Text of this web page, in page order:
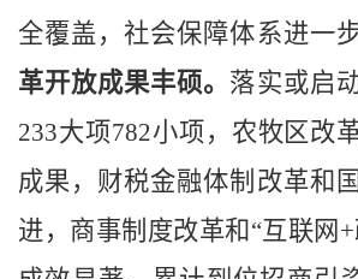
全覆盖，社会保障体系进一步
革开放成果丰硕。 落实或启
233大项782小项，农牧区改
成果，财税金融体制改革和
进，商事制度改革和“互联网 +